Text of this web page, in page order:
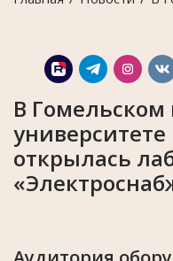
В Гомельском
открылась